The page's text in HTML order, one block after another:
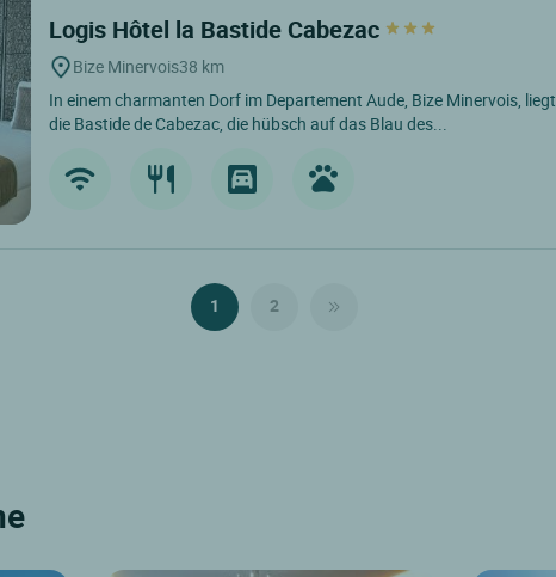
Logis Hôtel la Bastide Cabezac
Bize Minervois38 km
In einem charmanten Dorf im Departement Aude, Bize Minervois, liegt
die Bastide de Cabezac, die hübsch auf das Blau des...
1 2